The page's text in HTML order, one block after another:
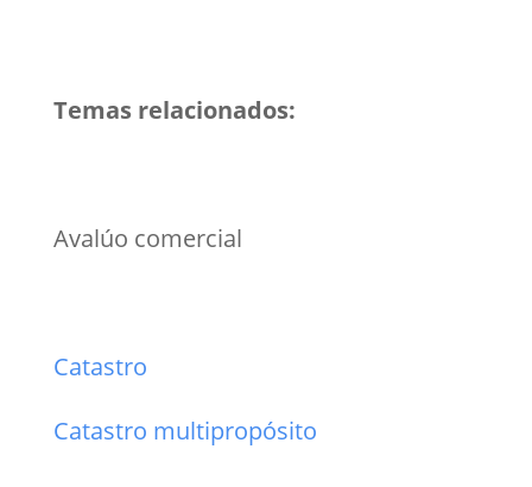
Temas relacionados:
Avalúo comercial
Catastro
Catastro multipropósito